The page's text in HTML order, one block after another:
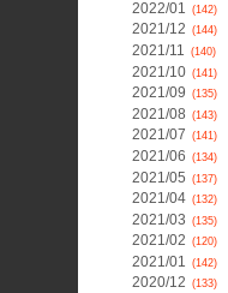
2022/01 (142)
2021/12 (144)
2021/11 (140)
2021/10 (141)
2021/09 (135)
2021/08 (143)
2021/07 (141)
2021/06 (134)
2021/05 (137)
2021/04 (132)
2021/03 (135)
2021/02 (120)
2021/01 (142)
2020/12 (133)